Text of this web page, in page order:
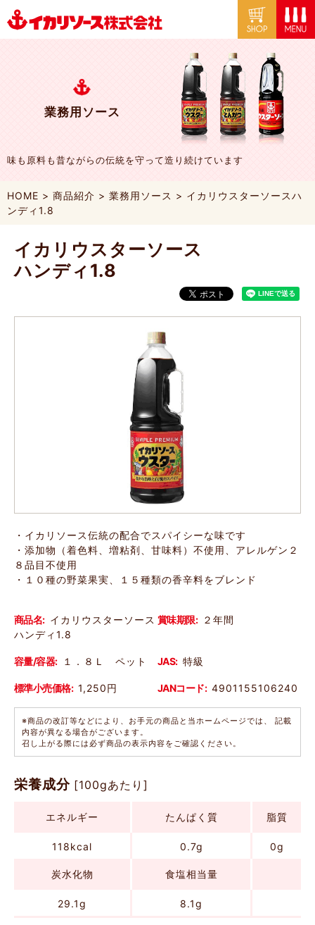
業務用ソース
味も原料も昔ながらの伝統を守って造り続けています
HOME > 商品紹介 > 業務用ソース > イカリウスターソースハ
ンディ1.8
イカリウスターソース
ハンディ1.8
・イカリソース伝統の配合でスパイシーな味です
・添加物（着色料、増粘剤、甘味料）不使用、アレルゲン２
８品目不使用
・１０種の野菜果実、１５種類の香辛料をブレンド
商品名: イカリウスターソース
ハンディ1.8
賞味期限: ２年間
容量/容器: １．８Ｌ ペット JAS: 特級
標準小売価格: 1,250円 JANコード: 4901155106240
※商品の改訂等などにより、お手元の商品と当ホームページでは、 記載
内容が異なる場合がございます。
召し上がる際には必ず商品の表示内容をご確認ください。
栄養成分 [100gあたり]
エネルギー たんぱく質 脂質
118kcal 0.7g 0g
炭水化物 食塩相当量
29.1g 8.1g